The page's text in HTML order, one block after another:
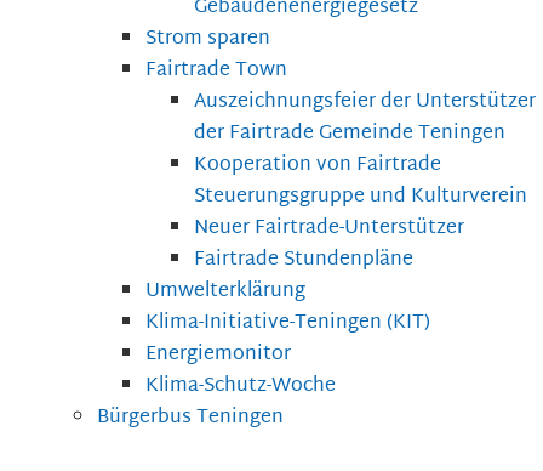
Gebäudenenergiegesetz
Strom sparen
Fairtrade Town
Auszeichnungsfeier der Unterstützer
der Fairtrade Gemeinde Teningen
Kooperation von Fairtrade
Steuerungsgruppe und Kulturverein
Neuer Fairtrade-Unterstützer
Fairtrade Stundenpläne
Umwelterklärung
Klima-Initiative-Teningen (KIT)
Energiemonitor
Klima-Schutz-Woche
Bürgerbus Teningen